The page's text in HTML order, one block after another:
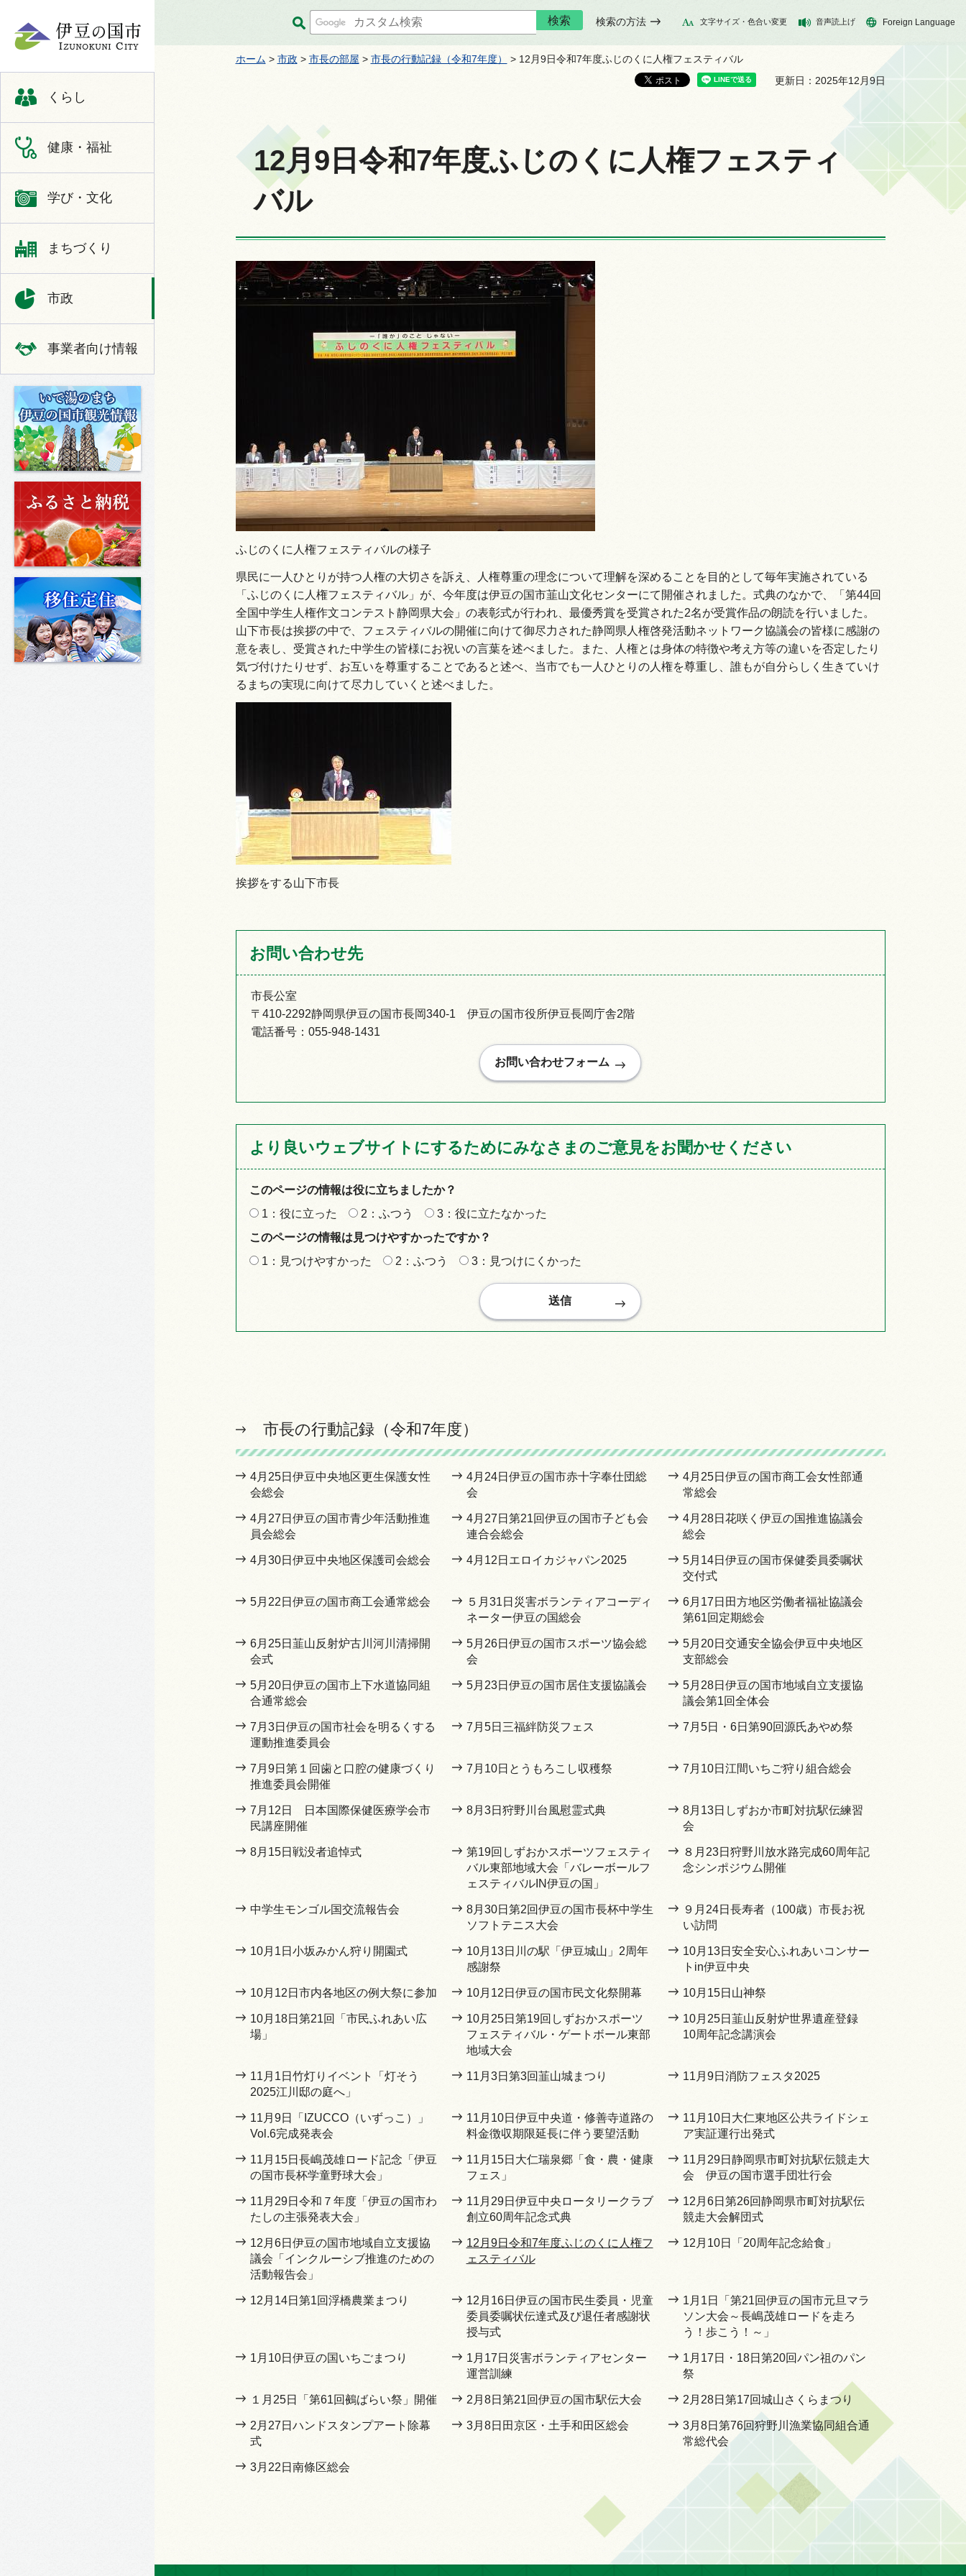
くらし
健康・福祉
学び・文化
まちづくり
市政
事業者向け情報
検索の方法 文字サイズ・色合い変更 音声読上げ Foreign Language
ホーム > 市政 > 市長の部屋 > 市長の行動記録（令和7年度）
> 12月9日令和7年度ふじのくに人権フェスティバル
更新日：2025年12月9日
12月9日令和7年度ふじのくに人権フェスティ
バル
ふじのくに人権フェスティバルの様子
県民に一人ひとりが持つ人権の大切さを訴え、人権尊重の理念について理解を深めることを目的として毎年実施されている
「ふじのくに人権フェスティバル」が、今年度は伊豆の国市韮山文化センターにて開催されました。式典のなかで、「第44回
全国中学生人権作文コンテスト静岡県大会」の表彰式が行われ、最優秀賞を受賞された2名が受賞作品の朗読を行いました。
山下市長は挨拶の中で、フェスティバルの開催に向けて御尽力された静岡県人権啓発活動ネットワーク協議会の皆様に感謝の
意を表し、受賞された中学生の皆様にお祝いの言葉を述べました。また、人権とは身体の特徴や考え方等の違いを否定したり
気づ付けたりせず、お互いを尊重することであると述べ、当市でも一人ひとりの人権を尊重し、誰もが自分らしく生きていけ
るまちの実現に向けて尽力していくと述べました。
挨拶をする山下市長
お問い合わせ先
市長公室
〒410-2292静岡県伊豆の国市長岡340-1 伊豆の国市役所伊豆長岡庁舎2階
電話番号：055-948-1431
より良いウェブサイトにするためにみなさまのご意見をお聞かせください
このページの情報は役に立ちましたか？
1：役に立った
2：ふつう
3：役に立たなかった
このページの情報は見つけやすかったですか？
1：見つけやすかった
2：ふつう 3：見つけにくかった
市長の行動記録（令和7年度）
4月25日伊豆中央地区更生保護女性
会総会
4月24日伊豆の国市赤十字奉仕団総
会
4月25日伊豆の国市商工会女性部通
常総会
4月27日伊豆の国市青少年活動推進
員会総会
4月27日第21回伊豆の国市子ども会
連合会総会
4月28日花咲く伊豆の国推進協議会
総会
4月30日伊豆中央地区保護司会総会 4月12日エロイカジャパン2025
5月14日伊豆の国市保健委員委嘱状
交付式
5月22日伊豆の国市商工会通常総会
５月31日災害ボランティアコーディ
ネーター伊豆の国総会
6月17日田方地区労働者福祉協議会
第61回定期総会
6月25日韮山反射炉古川河川清掃開
会式
5月26日伊豆の国市スポーツ協会総
会
5月20日交通安全協会伊豆中央地区
支部総会
5月20日伊豆の国市上下水道協同組
合通常総会
5月23日伊豆の国市居住支援協議会
5月28日伊豆の国市地域自立支援協
議会第1回全体会
7月3日伊豆の国市社会を明るくする
運動推進委員会
7月5日三福絆防災フェス 7月5日・6日第90回源氏あやめ祭
7月9日第１回歯と口腔の健康づくり
推進委員会開催
7月10日とうもろこし収穫祭 7月10日江間いちご狩り組合総会
7月12日 日本国際保健医療学会市
民講座開催
8月3日狩野川台風慰霊式典
8月13日しずおか市町対抗駅伝練習
会
8月15日戦没者追悼式
第19回しずおかスポーツフェスティ
バル東部地域大会「バレーボールフ
ェスティバルIN伊豆の国」
８月23日狩野川放水路完成60周年記
念シンポジウム開催
中学生モンゴル国交流報告会
8月30日第2回伊豆の国市長杯中学生
ソフトテニス大会
９月24日長寿者（100歳）市長お祝
い訪問
10月1日小坂みかん狩り開園式
10月13日川の駅「伊豆城山」2周年
感謝祭
10月13日安全安心ふれあいコンサー
トin伊豆中央
10月12日市内各地区の例大祭に参加 10月12日伊豆の国市民文化祭開幕 10月15日山神祭
10月18日第21回「市民ふれあい広
場」
10月25日第19回しずおかスポーツ
フェスティバル・ゲートボール東部
地域大会
10月25日韮山反射炉世界遺産登録
10周年記念講演会
11月1日竹灯りイベント「灯そう
2025江川邸の庭へ」
11月3日第3回韮山城まつり 11月9日消防フェスタ2025
11月9日「IZUCCO（いずっこ）」
Vol.6完成発表会
11月10日伊豆中央道・修善寺道路の
料金徴収期限延長に伴う要望活動
11月10日大仁東地区公共ライドシェ
ア実証運行出発式
11月15日長嶋茂雄ロード記念「伊豆
の国市長杯学童野球大会」
11月15日大仁瑞泉郷「食・農・健康
フェス」
11月29日静岡県市町対抗駅伝競走大
会 伊豆の国市選手団壮行会
11月29日令和７年度「伊豆の国市わ
たしの主張発表大会」
11月29日伊豆中央ロータリークラブ
創立60周年記念式典
12月6日第26回静岡県市町対抗駅伝
競走大会解団式
12月6日伊豆の国市地域自立支援協
議会「インクルーシブ推進のための
活動報告会」
12月9日令和7年度ふじのくに人権フ
ェスティバル
12月10日「20周年記念給食」
12月14日第1回浮橋農業まつり
12月16日伊豆の国市民生委員・児童
委員委嘱状伝達式及び退任者感謝状
授与式
1月1日「第21回伊豆の国市元旦マラ
ソン大会～長嶋茂雄ロードを走ろ
う！歩こう！～」
1月10日伊豆の国いちごまつり
1月17日災害ボランティアセンター
運営訓練
1月17日・18日第20回パン祖のパン
祭
１月25日「第61回鵺ばらい祭」開催 2月8日第21回伊豆の国市駅伝大会 2月28日第17回城山さくらまつり
2月27日ハンドスタンプアート除幕
式
3月8日田京区・土手和田区総会
3月8日第76回狩野川漁業協同組合通
常総代会
3月22日南條区総会